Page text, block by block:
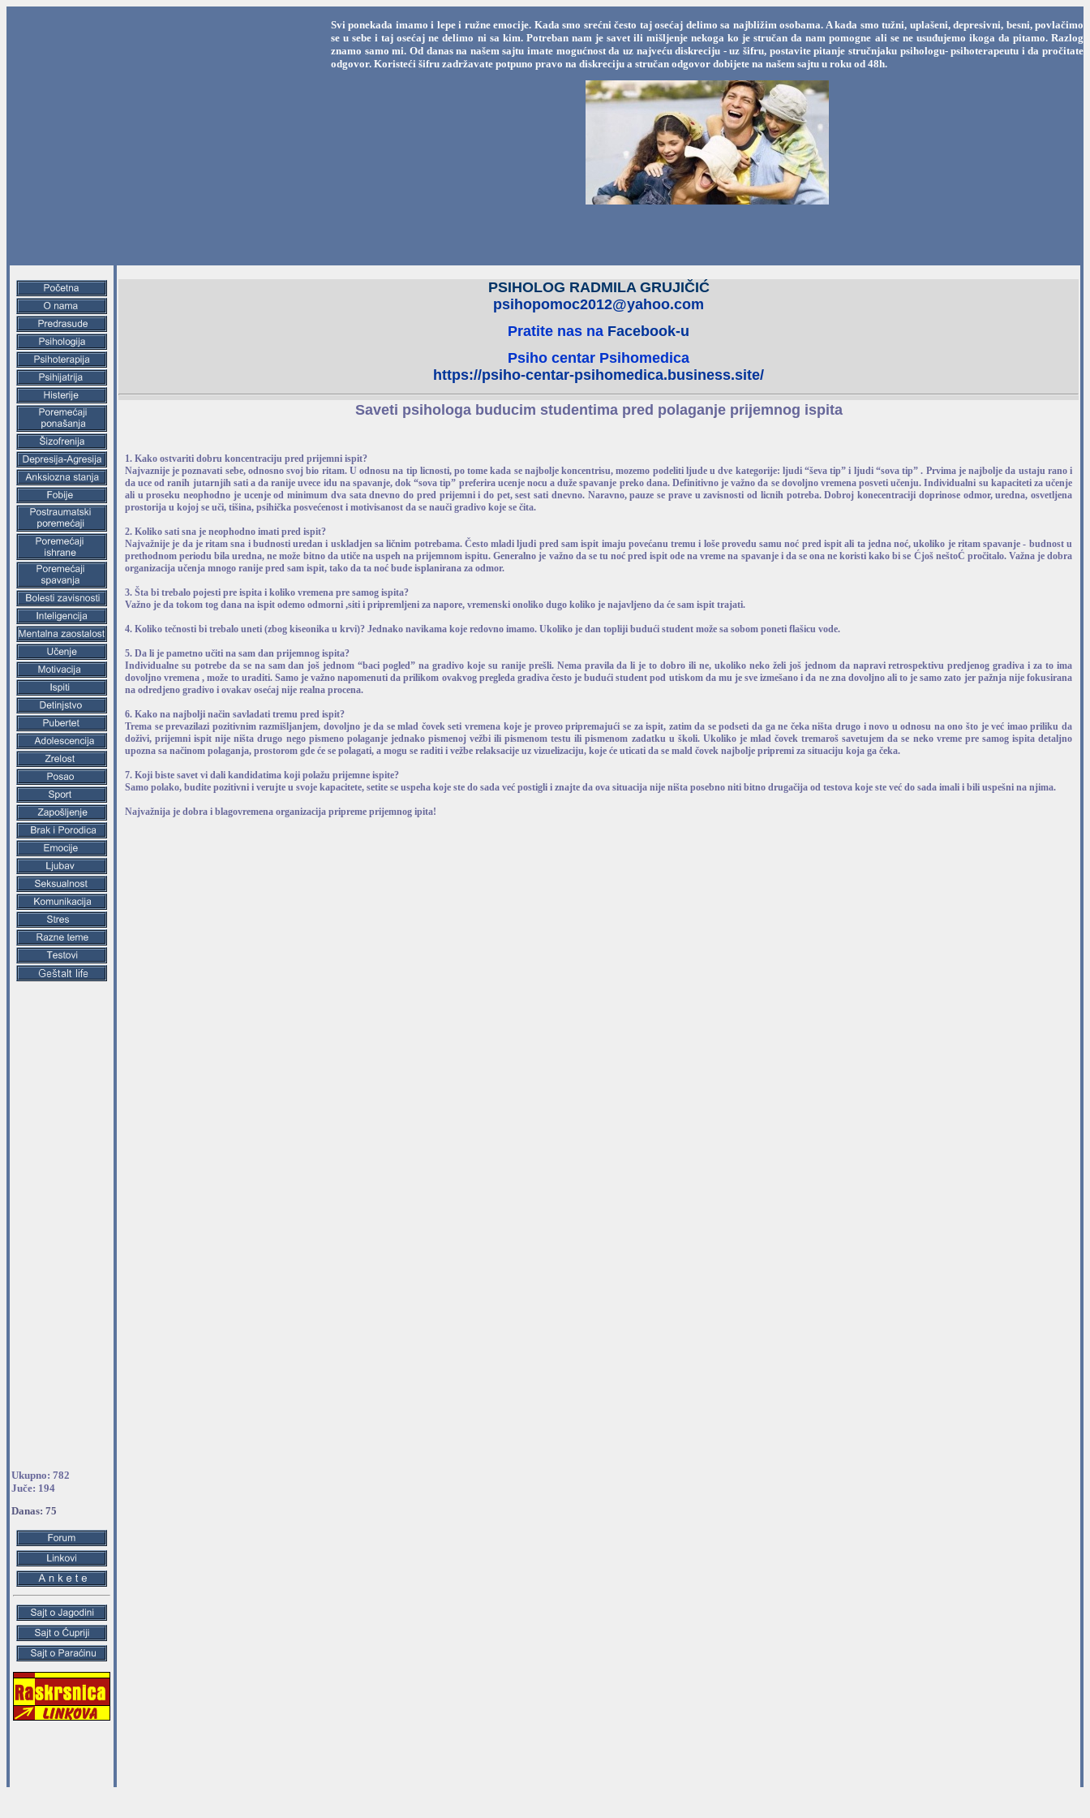
Svi ponekada imamo i lepe i ružne emocije. Kada smo srećni često taj osećaj delimo sa najbližim osobama. A kada smo tužni, uplašeni, depresivni, besni, povlačimo
se u sebe i taj osećaj ne delimo ni sa kim. Potreban nam je savet ili mišljenje nekoga ko je stručan da nam pomogne ali se ne usuđujemo ikoga da pitamo. Razlog
znamo samo mi. Od danas na našem sajtu imate mogućnost da uz najveću diskreciju - uz šifru, postavite pitanje stručnjaku psihologu- psihoterapeutu i da pročitate
odgovor. Koristeći šifru zadržavate potpuno pravo na diskreciju a stručan odgovor dobijete na našem sajtu u roku od 48h.
Ukupno: 782
Juče: 194
Danas: 75
PSIHOLOG RADMILA GRUJIČIĆ
psihopomoc2012@yahoo.com
Pratite nas na Facebook-u
Psiho centar Psihomedica
https://psiho-centar-psihomedica.business.site/
Saveti psihologa buducim studentima pred polaganje prijemnog ispita
1. Kako ostvariti dobru koncentraciju pred prijemni ispit?
Najvaznije je poznavati sebe, odnosno svoj bio ritam. U odnosu na tip licnosti, po tome kada se najbolje koncentrisu, mozemo podeliti ljude u dve kategorije: ljudi “ševa tip” i ljudi “sova tip” . Prvima je najbolje da ustaju rano i
da uce od ranih jutarnjih sati a da ranije uvece idu na spavanje, dok “sova tip” preferira ucenje nocu a duže spavanje preko dana. Definitivno je važno da se dovoljno vremena posveti učenju. Individualni su kapaciteti za učenje
ali u proseku neophodno je ucenje od minimum dva sata dnevno do pred prijemni i do pet, sest sati dnevno. Naravno, pauze se prave u zavisnosti od licnih potreba. Dobroj konecentraciji doprinose odmor, uredna, osvetljena
prostorija u kojoj se uči, tišina, psihička posvećenost i motivisanost da se nauči gradivo koje se čita.
2. Koliko sati sna je neophodno imati pred ispit?
Najvažnije je da je ritam sna i budnosti uredan i uskladjen sa ličnim potrebama. Često mladi ljudi pred sam ispit imaju povećanu tremu i loše provedu samu noć pred ispit ali ta jedna noć, ukoliko je ritam spavanje - budnost u
prethodnom periodu bila uredna, ne može bitno da utiče na uspeh na prijemnom ispitu. Generalno je važno da se tu noć pred ispit ode na vreme na spavanje i da se ona ne koristi kako bi se Ćjoš neštoĆ pročitalo. Važna je dobra
organizacija učenja mnogo ranije pred sam ispit, tako da ta noć bude isplanirana za odmor.
3. Šta bi trebalo pojesti pre ispita i koliko vremena pre samog ispita?
Važno je da tokom tog dana na ispit odemo odmorni ,siti i pripremljeni za napore, vremenski onoliko dugo koliko je najavljeno da će sam ispit trajati.
4. Koliko tečnosti bi trebalo uneti (zbog kiseonika u krvi)? Jednako navikama koje redovno imamo. Ukoliko je dan topliji budući student može sa sobom poneti flašicu vode.
5. Da li je pametno učiti na sam dan prijemnog ispita?
Individualne su potrebe da se na sam dan još jednom “baci pogled” na gradivo koje su ranije prešli. Nema pravila da li je to dobro ili ne, ukoliko neko želi još jednom da napravi retrospektivu predjenog gradiva i za to ima
dovoljno vremena , može to uraditi. Samo je važno napomenuti da prilikom ovakvog pregleda gradiva često je budući student pod utiskom da mu je sve izmešano i da ne zna dovoljno ali to je samo zato jer pažnja nije fokusirana
na odredjeno gradivo i ovakav osećaj nije realna procena.
6. Kako na najbolji način savladati tremu pred ispit?
Trema se prevazilazi pozitivnim razmišljanjem, dovoljno je da se mlad čovek seti vremena koje je proveo pripremajući se za ispit, zatim da se podseti da ga ne čeka ništa drugo i novo u odnosu na ono što je već imao priliku da
doživi, prijemni ispit nije ništa drugo nego pismeno polaganje jednako pismenoj vežbi ili pismenom testu ili pismenom zadatku u školi. Ukoliko je mlad čovek tremaroš savetujem da se neko vreme pre samog ispita detaljno
upozna sa načinom polaganja, prostorom gde će se polagati, a mogu se raditi i vežbe relaksacije uz vizuelizaciju, koje će uticati da se mald čovek najbolje pripremi za situaciju koja ga čeka.
7. Koji biste savet vi dali kandidatima koji polažu prijemne ispite?
Samo polako, budite pozitivni i verujte u svoje kapacitete, setite se uspeha koje ste do sada već postigli i znajte da ova situacija nije ništa posebno niti bitno drugačija od testova koje ste već do sada imali i bili uspešni na njima.
Najvažnija je dobra i blagovremena organizacija pripreme prijemnog ipita!